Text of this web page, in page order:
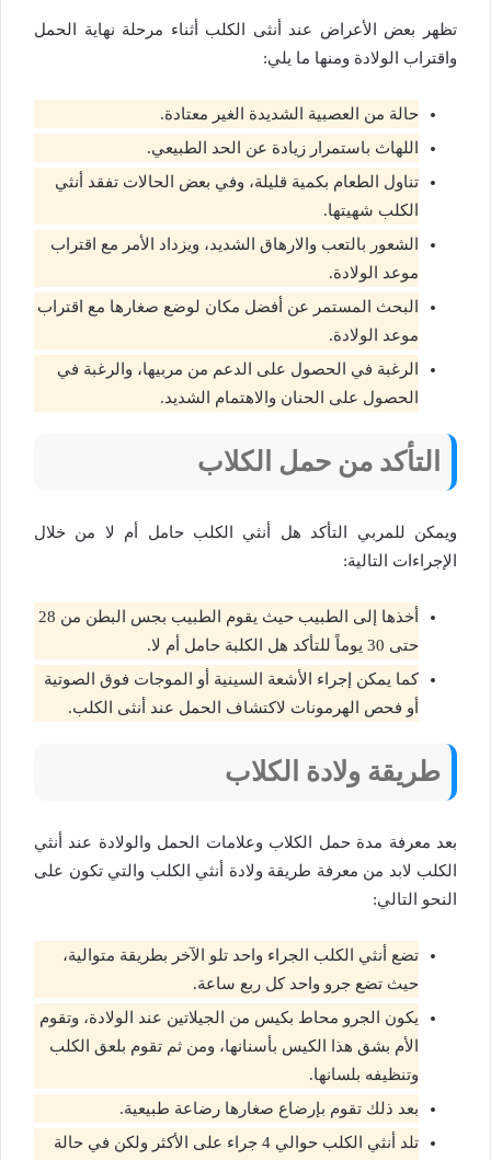
تظهر بعض الأعراض عند أنثى الكلب أثناء مرحلة نهاية الحمل
واقتراب الولادة ومنها ما يلي:
حالة من العصبية الشديدة الغير معتادة.
اللهاث باستمرار زيادة عن الحد الطبيعي.
تناول الطعام بكمية قليلة، وفي بعض الحالات تفقد أنثي
الكلب شهيتها.
الشعور بالتعب والارهاق الشديد، ويزداد الأمر مع اقتراب
موعد الولادة.
البحث المستمر عن أفضل مكان لوضع صغارها مع اقتراب
موعد الولادة.
الرغبة في الحصول على الدعم من مربيها، والرغبة في
الحصول على الحنان والاهتمام الشديد.
التأكد من حمل الكلاب
ويمكن للمربي التأكد هل أنثي الكلب حامل أم لا من خلال
الإجراءات التالية:
أخذها إلى الطبيب حيث يقوم الطبيب بجس البطن من 28
حتى 30 يوماً للتأكد هل الكلبة حامل أم لا.
كما يمكن إجراء الأشعة السينية أو الموجات فوق الصوتية
أو فحص الهرمونات لاكتشاف الحمل عند أنثى الكلب.
طريقة ولادة الكلاب
بعد معرفة مدة حمل الكلاب وعلامات الحمل والولادة عند أنثي
الكلب لابد من معرفة طريقة ولادة أنثي الكلب والتي تكون على
النحو التالي:
تضع أنثي الكلب الجراء واحد تلو الآخر بطريقة متوالية،
حيث تضع جرو واحد كل ربع ساعة.
يكون الجرو محاط بكيس من الجيلاتين عند الولادة، وتقوم
الأم بشق هذا الكيس بأسنانها، ومن ثم تقوم بلعق الكلب
وتنظيفه بلسانها.
بعد ذلك تقوم بإرضاع صغارها رضاعة طبيعية.
تلد أنثي الكلب حوالي 4 جراء على الأكثر ولكن في حالة